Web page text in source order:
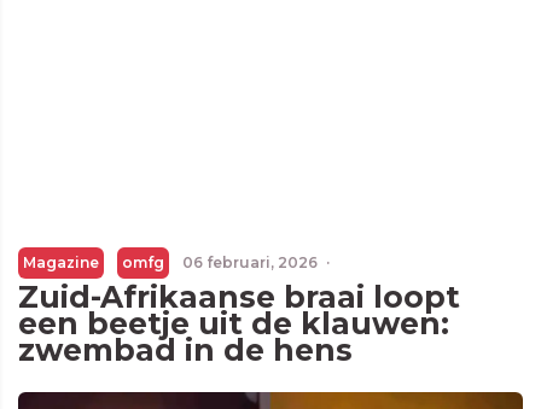
Magazine omfg 06 februari, 2026 ·
Zuid-Afrikaanse braai loopt
een beetje uit de klauwen:
zwembad in de hens